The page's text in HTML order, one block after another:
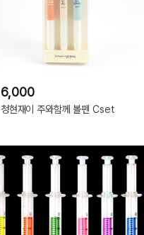
6,000
청현재이 주와함께 볼펜 Cset